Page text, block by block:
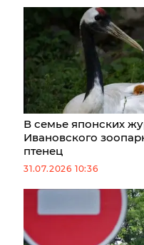
В семье японских
Ивановского
птенец
31.07.2026 10:36